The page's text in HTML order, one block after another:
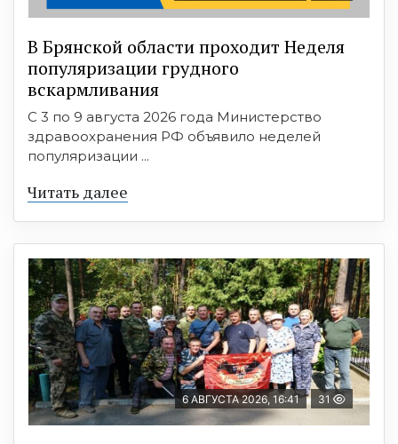
В Брянской области проходит Неделя
популяризации грудного
вскармливания
С 3 по 9 августа 2026 года Министерство
здравоохранения РФ объявило неделей
популяризации ...
Читать далее
6 АВГУСТА 2026, 16:41 31